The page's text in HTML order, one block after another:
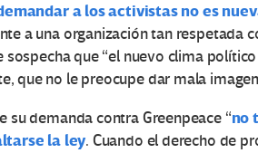
a los activistas no es
a una organización tan respetada
que “el nuevo clima político
que no le preocupe dar mala
su demanda contra Greenpeace “no
la ley. Cuando el derecho de